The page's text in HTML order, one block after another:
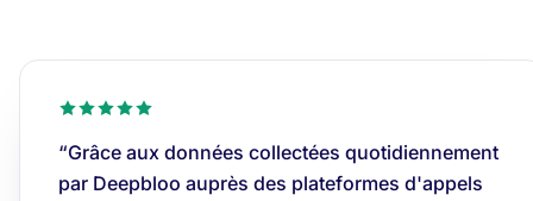
“Grâce aux données collectées quotidiennement
par Deepbloo auprès des plateformes d'appels